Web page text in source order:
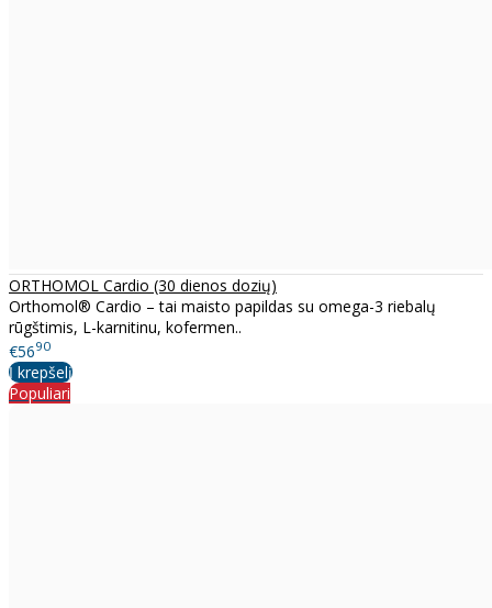
ORTHOMOL Cardio (30 dienos dozių)
Orthomol® Cardio – tai maisto papildas su omega-3 riebalų
rūgštimis, L-karnitinu, kofermen..
€5690
Į krepšelį
Populiari